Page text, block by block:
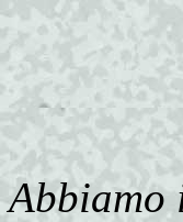
Abbiamo